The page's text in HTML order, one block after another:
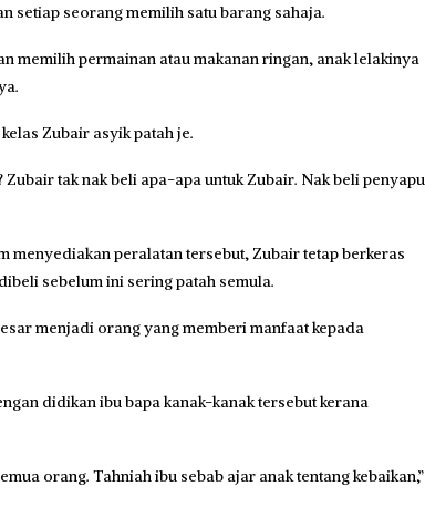
setiap seorang memilih satu barang sahaja.
memilih permainan atau makanan ringan, anak lelakinya
Zubair asyik patah je.
tak nak beli apa-apa untuk Zubair. Nak beli penyapu
menyediakan peralatan tersebut, Zubair tetap berkeras
sebelum ini sering patah semula.
menjadi orang yang memberi manfaat kepada
didikan ibu bapa kanak-kanak tersebut kerana
orang. Tahniah ibu sebab ajar anak tentang kebaikan,”